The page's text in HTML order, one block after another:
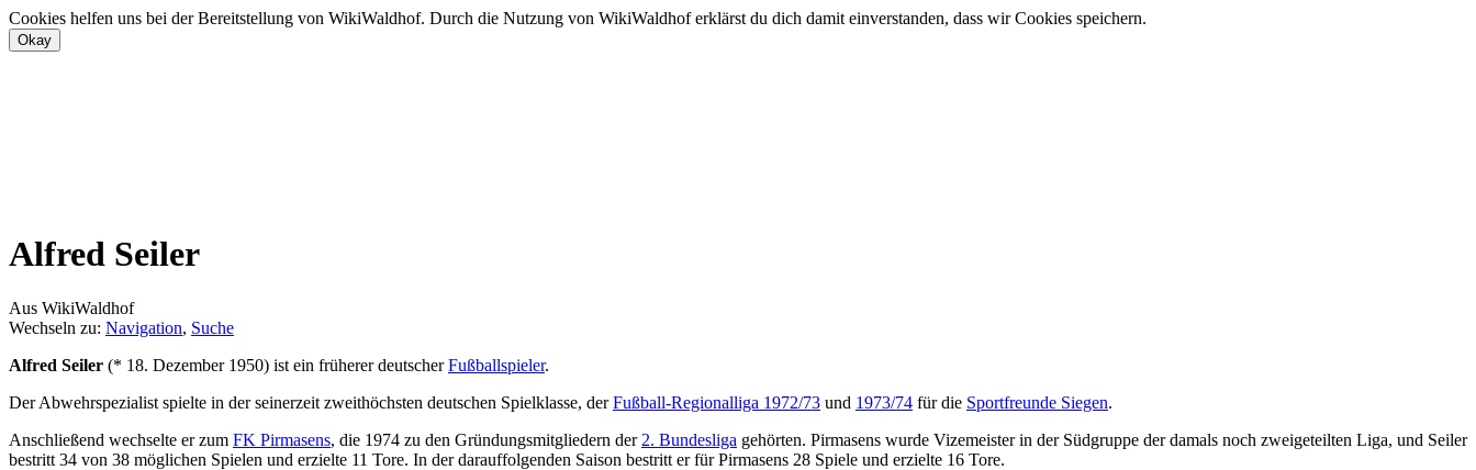
Cookies helfen uns bei der Bereitstellung von WikiWaldhof. Durch die Nutzung von WikiWaldhof erklärst du dich damit einverstanden, dass wir Cookies speichern.
Alfred Seiler
Aus WikiWaldhof
Wechseln zu: Navigation, Suche
Alfred Seiler (* 18. Dezember 1950) ist ein früherer deutscherFußballspieler.
Der Abwehrspezialist spielte in der seinerzeit zweithöchsten deutschen Spielklasse, derFußball-Regionalliga 1972/73 und 1973/74 für die Sportfreunde Siegen.
Anschließend wechselte er zum FK Pirmasens, die 1974 zu den Gründungsmitgliedern der 2. Bundesliga gehörten. Pirmasens wurde Vizemeister in der Südgruppe der damals noch zweigeteilten Liga, und Seiler
bestritt 34 von 38 möglichen Spielen und erzielte 11 Tore. In der darauffolgenden Saison bestritt er für Pirmasens 28 Spiele und erzielte 16 Tore.